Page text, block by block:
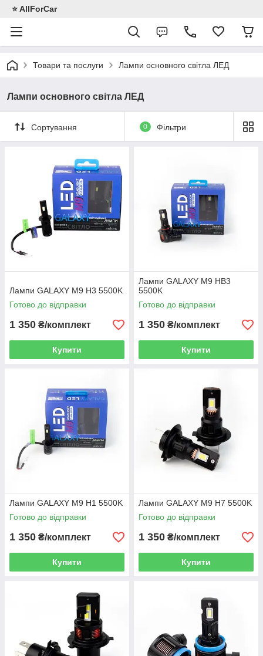
⭐️ AllForCar
Товари та послуги Лампи основного світла ЛЕД
Лампи основного світла ЛЕД
Сортування 0 Фільтри
Лампи GALAXY M9 H3 5500K
Готово до відправки
1 350 ₴/комплект
Купити
Лампи GALAXY M9 HB3
5500K
Готово до відправки
1 350 ₴/комплект
Купити
Лампи GALAXY M9 H1 5500K
Готово до відправки
1 350 ₴/комплект
Купити
Лампи GALAXY M9 H7 5500K
Готово до відправки
1 350 ₴/комплект
Купити